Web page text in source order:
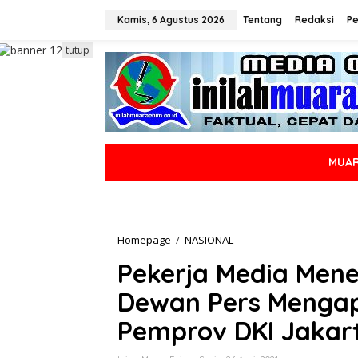
a
Kamis, 6 Agustus 2026 Tentang Redaksi
tutup
Homepage / NASIONAL
k
e
r
j
a
M
e
Pekerja Media
Dewan Pers
Pemprov DKI